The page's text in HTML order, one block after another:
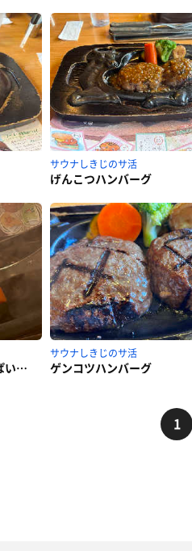
サウナしきじのサ活
げんこつハンバーグ
げんこつハンバーグ かんぱいセットとお味噌汁
サウナしきじのサ活
ゲンコツハンバーグ
1